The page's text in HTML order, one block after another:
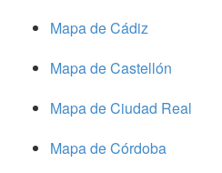
Mapa de Cádiz
Mapa de Castellón
Mapa de Ciudad Real
Mapa de Córdoba